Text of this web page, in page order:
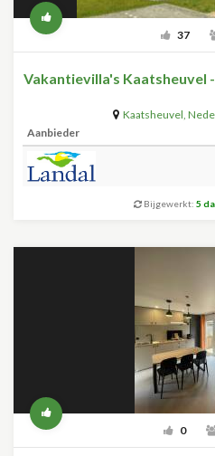
37
Vakantievilla's Kaatsheuvel
Kaatsheuvel,
Aanbieder
Bijgewerkt: 5
0